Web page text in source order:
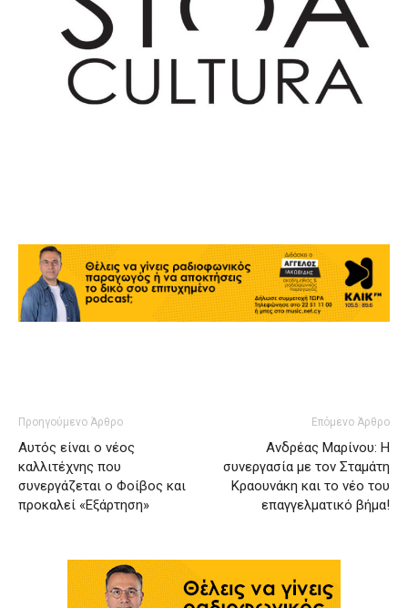
Προηγούμενο Άρθρο
Αυτός είναι ο νέος
καλλιτέχνης που
συνεργάζεται ο Φοίβος και
προκαλεί «Εξάρτηση»
Επόμενο Άρθρο
Ανδρέας Μαρίνου: Η
συνεργασία με τον Σταμάτη
Κραουνάκη και το νέο του
επαγγελματικό βήμα!